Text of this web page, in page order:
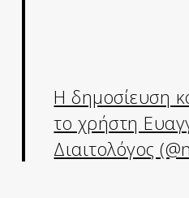
Η δημοσίευση
το χρήστη
Διαιτολόγος